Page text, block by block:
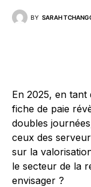
BY SARAH
En 2025, en
fiche de paie
doubles
ceux des
sur la
le secteur de la
envisager ?